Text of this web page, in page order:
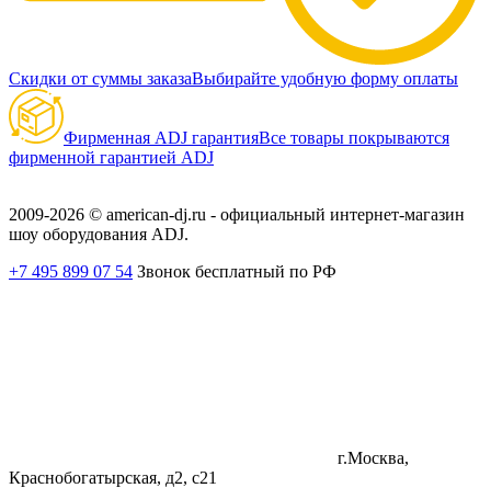
Скидки от суммы заказаВыбирайте удобную форму оплаты
Фирменная ADJ гарантияВсе товары покрываются
фирменной гарантией ADJ
2009-2026 © american-dj.ru - официальный интернет-магазин
шоу оборудования ADJ.
+7 495 899 07 54 Звонок бесплатный по РФ
г.Москва,
Краснобогатырская, д2, с21